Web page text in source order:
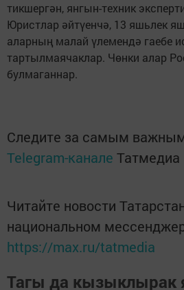
тикшергән, янгын-техник
Юристлар әйтүенчә, 13 яшьлек
аларның малай үлемендә гаебе
тартылмаячаклар. Чөнки алар
булмаганнар.
Следите за самым
Telegram-канале Татмедиа
Читайте новости
национальном
https://max.ru/tatmedia
Тагы да кызыклырак